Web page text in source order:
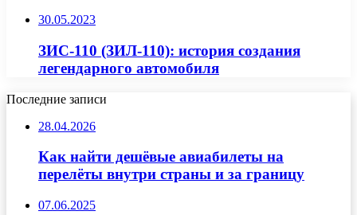
30.05.2023
ЗИС-110 (ЗИЛ-110): история создания
легендарного автомобиля
Последние записи
28.04.2026
Как найти дешёвые авиабилеты на
перелёты внутри страны и за границу
07.06.2025